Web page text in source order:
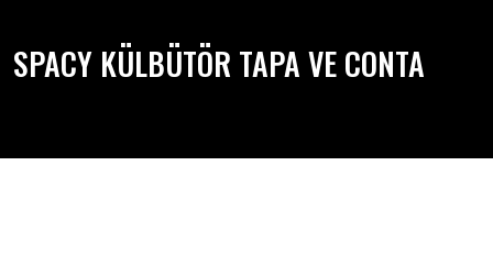
SPACY KÜLBÜTÖR TAPA VE CONTA